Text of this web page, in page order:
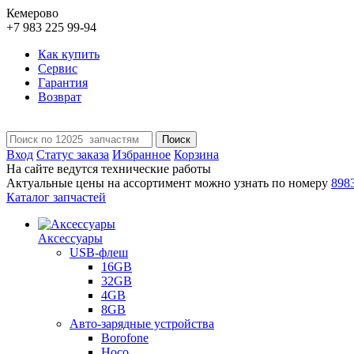
Кемерово
+7 983 225 99-94
Как купить
Сервис
Гарантия
Возврат
Поиск
Вход Статус заказа Избранное Корзина
На сайте ведутся технические работы
Актуальные цены на ассортимент можно узнать по номеру
Каталог запчастей
Аксессуары
USB-флеш
16GB
32GB
4GB
8GB
Авто-зарядные устройства
Borofone